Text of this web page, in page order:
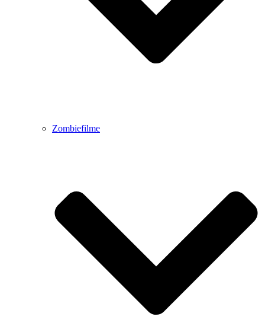
Zombiefilme